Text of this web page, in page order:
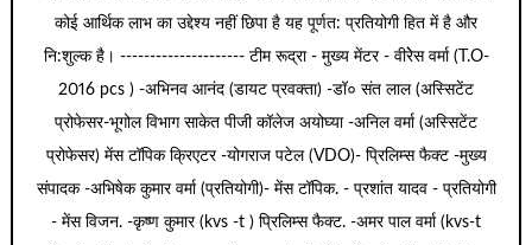
कोई आर्थिक लाभ का उद्देश्य नहीं छिपा है यह पूर्णत: प्रतियोगी हित में है और
नि:शुल्क है। --------------------- टीम रूद्रा - मुख्य मेंटर - वीरेेस वर्मा (T.O-
2016 pcs ) -अभिनव आनंद (डायट प्रवक्ता) -डॉ० संत लाल (अस्सिटेंट
प्रोफेसर-भूगोल विभाग साकेत पीजी कॉलेज अयोघ्या -अनिल वर्मा (अस्सिटेंट
प्रोफेसर) मेंस टॉपिक क्रिएटर -योगराज पटेल (VDO)- प्रिलिम्स फैक्ट -मुख्य
संपादक -अभिषेक कुमार वर्मा (प्रतियोगी)- मेंस टॉपिक. - प्रशांत यादव - प्रतियोगी
- मेंस विजन. -कृष्ण कुमार (kvs -t ) प्रिलिम्स फैक्ट. -अमर पाल वर्मा (kvs-t